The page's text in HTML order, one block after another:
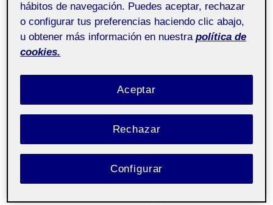
Índice del artículo a desarrollar
Introducción
Contexto de la investigación
Trastornos del Espectro Autista y sociabilidad
hábitos de navegación. Puedes aceptar, rechazar
o configurar tus preferencias haciendo clic abajo,
u obtener más información en nuestra política de
cookies.
Rechazar
Aceptar
Configurar